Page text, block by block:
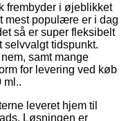
frembyder i øjeblikket
mest populære er i dag
så er super fleksibelt
selvvalgt tidspunkt.
samt mange
for levering ved køb
ml..
leveret hjem til
Løsningen er